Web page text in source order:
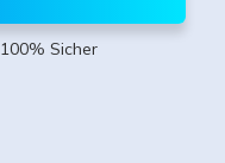
100% Sicher